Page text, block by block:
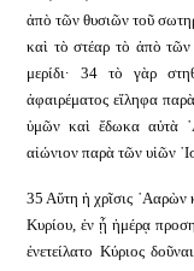
ἀπὸ τῶν θυσιῶν τοῦ
καὶ τὸ στέαρ τὸ ἀπὸ
μερίδι· 34 τὸ γὰρ
ἀφαιρέματος εἴληφα
ὑμῶν καὶ ἔδωκα αὐτὰ
αἰώνιον παρὰ τῶν υἱῶν
35 Αὕτη ἡ χρῖσις
Κυρίου, ἐν ᾗ ἡμέρᾳ
ἐνετείλατο Κύριος